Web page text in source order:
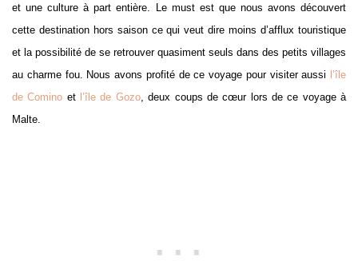
et une culture à part entière. Le must est que nous avons découvert
cette destination hors saison ce qui veut dire moins d’afflux touristique
et la possibilité de se retrouver quasiment seuls dans des petits villages
au charme fou. Nous avons profité de ce voyage pour visiter aussi
l’île
de Comino et l’île de Gozo, deux coups de cœur lors de ce voyage à
Malte.